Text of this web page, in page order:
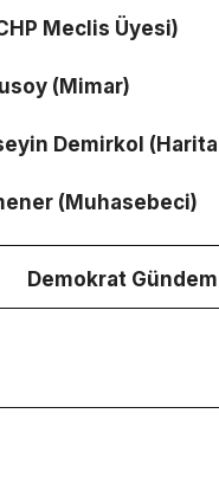
Meclis Üyesi)
(Mimar)
Demirkol
(Muhasebeci)
Demokrat Gündem